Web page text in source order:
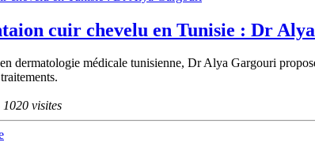
cuir chevelu en Tunisie : Dr
dermatologie médicale tunisienne, Dr Alya Gargouri
visites